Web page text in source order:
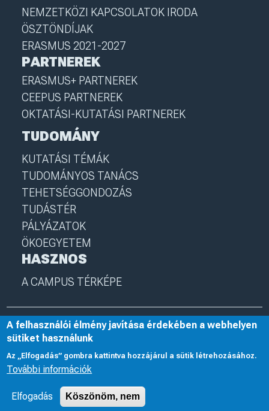
NEMZETKÖZI KAPCSOLATOK IRODA
ÖSZTÖNDÍJAK
ERASMUS 2021-2027
PARTNEREK
ERASMUS+ PARTNEREK
CEEPUS PARTNEREK
OKTATÁSI-KUTATÁSI PARTNEREK
TUDOMÁNY
KUTATÁSI TÉMÁK
TUDOMÁNYOS TANÁCS
TEHETSÉGGONDOZÁS
TUDÁSTÉR
PÁLYÁZATOK
ÖKOEGYETEM
HASZNOS
A CAMPUS TÉRKÉPE
© 2025 Nyíregyházi Egyetem I nye.hu I Minden jog fenntartva
A felhasználói élmény javítása érdekében a webhelyen
sütiket használunk
Az „Elfogadás” gombra kattintva hozzájárul a sütik létrehozásához.
További információk
Elfogadás Köszönöm, nem